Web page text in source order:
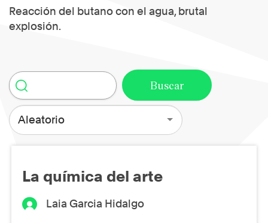
Reacción del butano con el agua, brutal
explosión.
Aleatorio
La química del arte
Laia Garcia Hidalgo